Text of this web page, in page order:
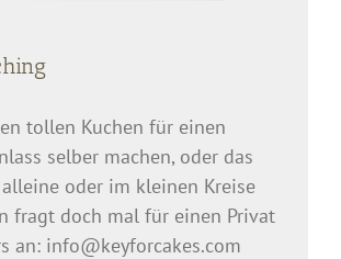
tollen Kuchen für einen
selber machen, oder das
oder im kleinen Kreise
fragt doch mal für einen Privat
an: info@keyforcakes.com